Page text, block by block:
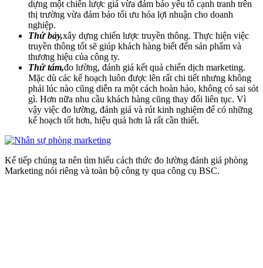
dựng một chiến lược giá vừa đảm bảo yếu tố cạnh tranh trên
thị trường vừa đảm bảo tối ưu hóa lợi nhuận cho doanh
nghiệp.
Thứ bảy,xây dựng chiến lược truyền thông. Thực hiện việc
truyền thông tốt sẽ giúp khách hàng biết đến sản phẩm và
thương hiệu của công ty.
Thứ tám,đo lường, đánh giá kết quả chiến dịch marketing.
Mặc dù các kế hoạch luôn được lên rất chi tiết nhưng không
phải lúc nào cũng diễn ra một cách hoàn hảo, không có sai sót
gì. Hơn nữa nhu cầu khách hàng cũng thay đổi liên tục. Vì
vậy việc đo lường, đánh giá và rút kinh nghiệm để có những
kế hoạch tốt hơn, hiệu quả hơn là rất cần thiết.
Kế tiếp chúng ta nên tìm hiểu cách thức đo lường đánh giá phòng
Marketing nói riêng và toàn bộ công ty qua công cụ BSC.